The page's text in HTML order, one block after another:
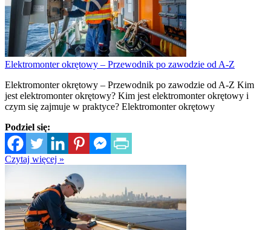
Elektromonter okrętowy – Przewodnik po zawodzie od A-Z
Elektromonter okrętowy – Przewodnik po zawodzie od A-Z Kim
jest elektromonter okrętowy? Kim jest elektromonter okrętowy i
czym się zajmuje w praktyce? Elektromonter okrętowy
Podziel się:
Czytaj więcej »